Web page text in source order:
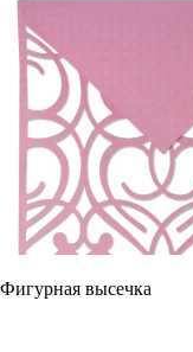
Фигурная высечка